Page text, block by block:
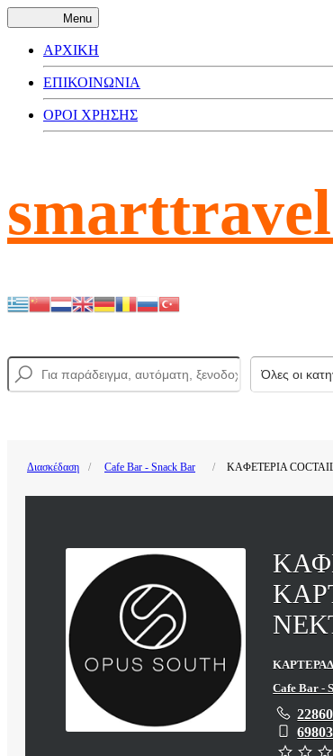
Menu
ΑΡΧΙΚΗ
ΕΠΙΚΟΙΝΩΝΙΑ
ΟΡΟΙ ΧΡΗΣΗΣ
Διασκέδαση Cafe Bar - Snack Bar ΚΑΦΕΤΕΡΙΑ
Cafe Bar -